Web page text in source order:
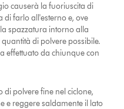
causerà la fuoriuscita di
di farlo all'esterno e, ove
spazzatura intorno alla
di polvere possibile.
effettuato da chiunque con
polvere fine nel ciclone,
e reggere saldamente il lato